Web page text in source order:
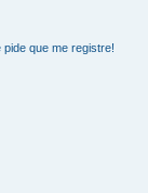
que me registre!